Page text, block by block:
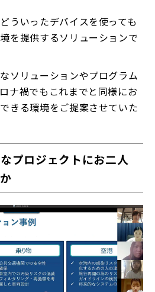
ういったデバイスを使っても
を提供するソリューションで
ソリューションやプログラム
ナ禍でもこれまでと同様にお
きる環境をご提案させていた
プロジェクトにお二人